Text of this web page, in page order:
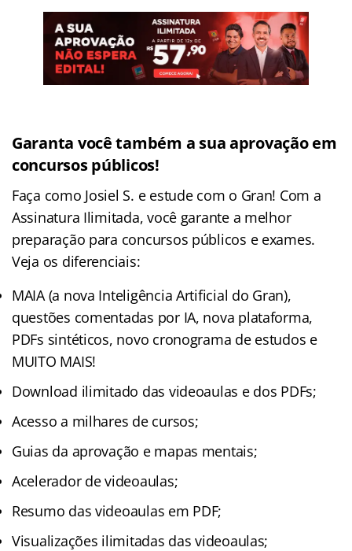
Garanta você também a sua aprovação em
concursos públicos!
Faça como Josiel S. e estude com o Gran! Com a
Assinatura Ilimitada, você garante a melhor
preparação para concursos públicos e exames.
Veja os diferenciais:
MAIA (a nova Inteligência Artificial do Gran),
questões comentadas por IA, nova plataforma,
PDFs sintéticos, novo cronograma de estudos e
MUITO MAIS!
Download ilimitado das videoaulas e dos PDFs;
Acesso a milhares de cursos;
Guias da aprovação e mapas mentais;
Acelerador de videoaulas;
Resumo das videoaulas em PDF;
Visualizações ilimitadas das videoaulas;